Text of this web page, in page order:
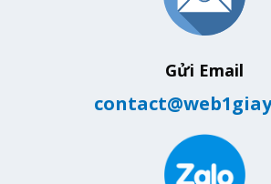
Gửi Email